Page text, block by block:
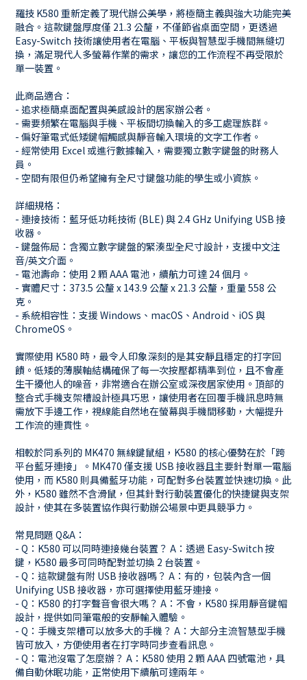
羅技 K580 重新定義了現代辦公美學，將極簡主義與強大功能完美
融合。這款鍵盤厚度僅 21.3 公釐，不僅節省桌面空間，更透過
Easy-Switch 技術讓使用者在電腦、平板與智慧型手機間無縫切
換，滿足現代人多螢幕作業的需求，讓您的工作流程不再受限於
單一裝置。
此商品適合：
- 追求極簡桌面配置與美感設計的居家辦公者。
- 需要頻繁在電腦與手機、平板間切換輸入的多工處理族群。
- 偏好筆電式低矮鍵帽觸感與靜音輸入環境的文字工作者。
- 經常使用 Excel 或進行數據輸入，需要獨立數字鍵盤的財務人
員。
- 空間有限但仍希望擁有全尺寸鍵盤功能的學生或小資族。
詳細規格：
- 連接技術：藍牙低功耗技術 (BLE) 與 2.4 GHz Unifying USB 接
收器。
- 鍵盤佈局：含獨立數字鍵盤的緊湊型全尺寸設計，支援中文注
音/英文介面。
- 電池壽命：使用 2 顆 AAA 電池，續航力可達 24 個月。
- 實體尺寸：373.5 公釐 x 143.9 公釐 x 21.3 公釐，重量 558 公
克。
- 系統相容性：支援 Windows、macOS、Android、iOS 與
ChromeOS。
實際使用 K580 時，最令人印象深刻的是其安靜且穩定的打字回
饋。低矮的薄膜軸結構確保了每一次按壓都精準到位，且不會產
生干擾他人的噪音，非常適合在辦公室或深夜居家使用。頂部的
整合式手機支架槽設計極具巧思，讓使用者在回覆手機訊息時無
需放下手邊工作，視線能自然地在螢幕與手機間移動，大幅提升
工作流的連貫性。
相較於同系列的 MK470 無線鍵鼠組，K580 的核心優勢在於「跨
平台藍牙連接」。MK470 僅支援 USB 接收器且主要針對單一電腦
使用，而 K580 則具備藍牙功能，可配對多台裝置並快速切換。此
外，K580 雖然不含滑鼠，但其針對行動裝置優化的快捷鍵與支架
設計，使其在多裝置協作與行動辦公場景中更具競爭力。
常見問題 Q&A：
- Q：K580 可以同時連接幾台裝置？ A：透過 Easy-Switch 按
鍵，K580 最多可同時配對並切換 2 台裝置。
- Q：這款鍵盤有附 USB 接收器嗎？ A：有的，包裝內含一個
Unifying USB 接收器，亦可選擇使用藍牙連接。
- Q：K580 的打字聲音會很大嗎？ A：不會，K580 採用靜音鍵帽
設計，提供如同筆電般的安靜輸入體驗。
- Q：手機支架槽可以放多大的手機？ A：大部分主流智慧型手機
皆可放入，方便使用者在打字時同步查看訊息。
- Q：電池沒電了怎麼辦？ A：K580 使用 2 顆 AAA 四號電池，具
備自動休眠功能，正常使用下續航可達兩年。